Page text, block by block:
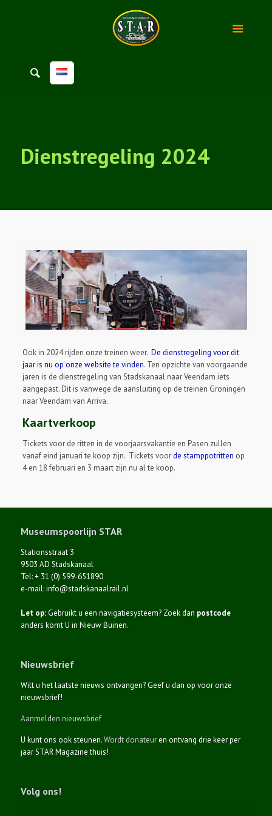
Dienstregeling 2024
Ook in 2024 rijden onze treinen weer.De dienstregeling voor dit
jaar is nu op onze website te vinden. Ten opzichte van voorgaande
jaren is de dienstregeling van Stadskanaal naar Veendam iets
aangepast. Dit is vanwege de aansluiting op de treinen Groningen
naar Veendam van Arriva.
Kaartverkoop
Tickets voor de ritten in de voorjaarsvakantie en Pasen zullen
vanaf eind januari te koop zijn. Tickets voorde stamppotritten op
4 en 18 februari en 3 maart zijn nu al te koop.
Museumspoorlijn STAR
Stationsstraat 3
9503 AD Stadskanaal
Tel: + 31 (0) 599-651890
e-mail: info@stadskanaalrail.nl
Let op:Gebruikt u een navigatiesysteem? Zoek dan postcode
anders komt U in Nieuw Buinen.
Nieuwsbrief
Wilt u het laatste nieuws ontvangen? Geef u dan op voor onze
nieuwsbrief!
Aanmelden nieuwsbrief
U kunt ons ook steunen.Wordt donateuren ontvang drie keer per
jaar STAR Magazine thuis!
Volg ons!